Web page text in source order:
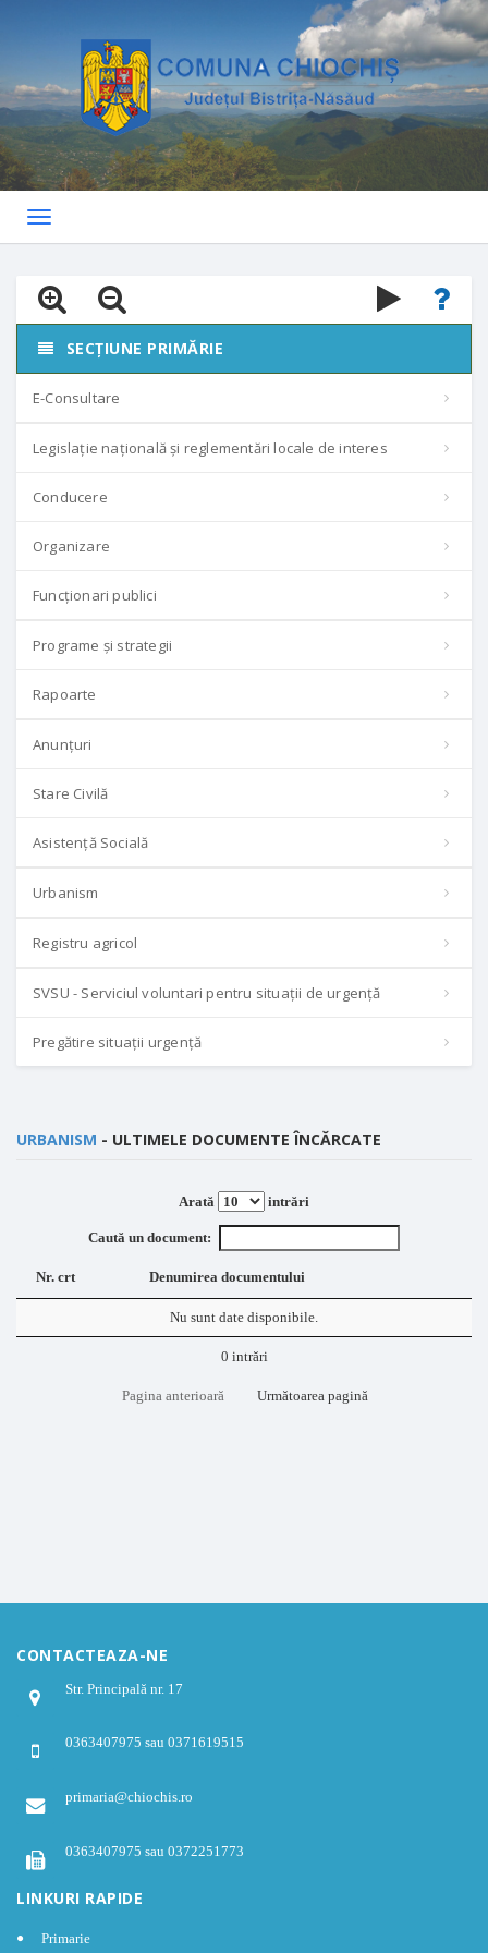
Toggle
SECȚIUNE PRIMĂRIE
E-Consultare
Legislație națională și reglementări locale de interes
Conducere
Organizare
Funcționari publici
Programe și strategii
Rapoarte
Anunțuri
Stare Civilă
Asistență Socială
Urbanism
Registru agricol
SVSU - Serviciul voluntari pentru situații de urgență
Pregătire situații urgență
URBANISM - ULTIMELE DOCUMENTE ÎNCĂRCATE
Arată intrări
Caută un document:
Nr. crt Denumirea documentului
Nu sunt date disponibile.
0 intrări
Pagina anterioară Următoarea pagină
CONTACTEAZA-NE
Str. Principală nr. 17
0363407975 sau 0371619515
primaria@chiochis.ro
0363407975 sau 0372251773
LINKURI RAPIDE
Primarie